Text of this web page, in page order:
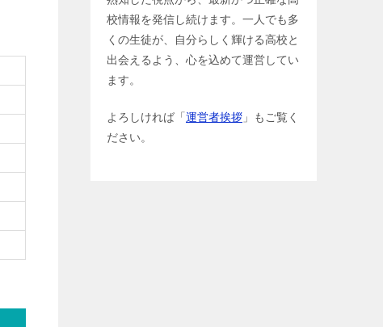
校情報を発信し続けます。一人でも多
くの生徒が、自分らしく輝ける高校と
出会えるよう、心を込めて運営してい
ます。
よろしければ「運営者挨拶 」もご覧く
ださい。